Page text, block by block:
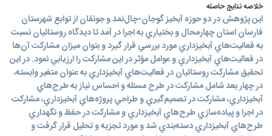
خلاصه نتایج حاصله
اين پژوهش در دو حوزه آبخيز گوجان-چال‌نمد و جونقان از توابع شهرستان
فارسان استان چهارمحال و بختياري به اجرا در آمد تا ديدگاه روستائيان نسبت
به فعاليت‌هاي آبخيزداري مورد بررسي قرار گيرد و بتوان ميزان مشارکت آن‌ها
در فعاليت‌هاي آبخيزداري و عوامل مؤثر در اين مشارکت را ارزيابي نمود. در اين
تحقيق مشارکت روستائيان در فعاليت‌هاي آبخيزداري به عنوان متغير وابسته،
در چهار بعد شامل مشارکت در طرح مسئله و احساس نياز به طرح‌هاي
آبخيزداري، مشارکت در تصميم‌گيري و طراحي پروژه‌هاي آبخيزداري، مشارکت
در اجرا و پياده‌سازي طرح‌هاي آبخيزداري و مشارکت در حفظ و نگهداري
طرح‌هاي آبخيزداري دسته‌بندي شد و مورد تجزيه و تحليل قرار گرفت و